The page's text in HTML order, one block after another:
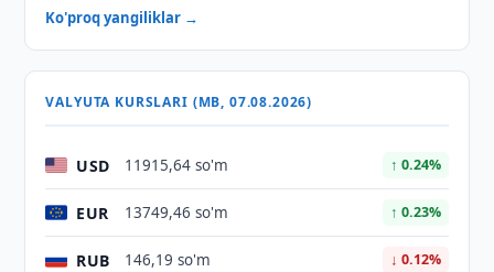
Ko'proq yangiliklar →
VALYUTA KURSLARI (MB, 07.08.2026)
USD 11915,64 so'm ↑ 0.24%
EUR 13749,46 so'm ↑ 0.23%
RUB 146,19 so'm ↓ 0.12%